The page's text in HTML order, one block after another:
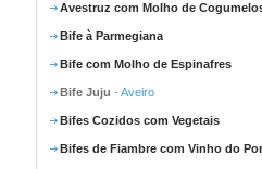
Avestruz com Molho de
Bife à Parmegiana
Bife com Molho de Espinafres
Bife Juju - Aveiro
Bifes Cozidos com Vegetais
Bifes de Fiambre com Vinho do